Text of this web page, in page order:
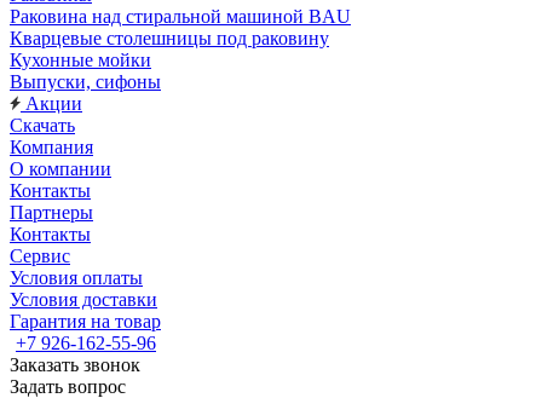
Раковина над стиральной машиной BAU
Кварцевые столешницы под раковину
Кухонные мойки
Выпуски, сифоны
Акции
Скачать
Компания
О компании
Контакты
Партнеры
Контакты
Сервис
Условия оплаты
Условия доставки
Гарантия на товар
+7 926-162-55-96
Заказать звонок
Задать вопрос